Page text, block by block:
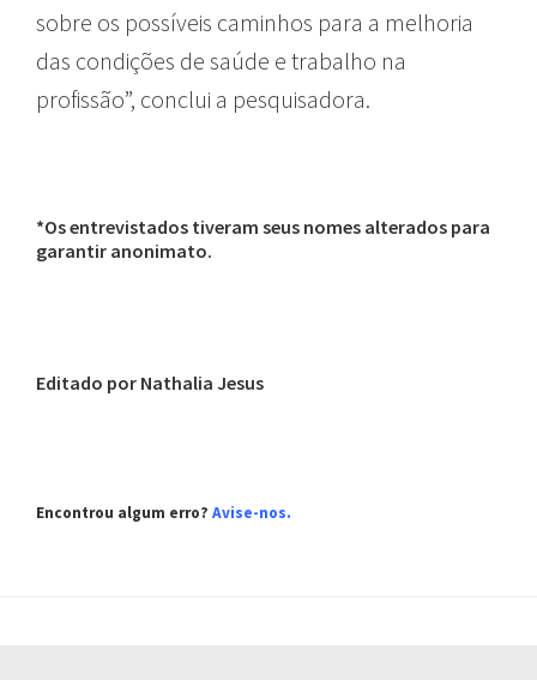
sobre os possíveis caminhos para a melhoria
das condições de saúde e trabalho na
profissão”, conclui a pesquisadora.
*Os entrevistados tiveram seus nomes alterados para
garantir anonimato.
Editado por Nathalia Jesus
Encontrou algum erro? Avise-nos.